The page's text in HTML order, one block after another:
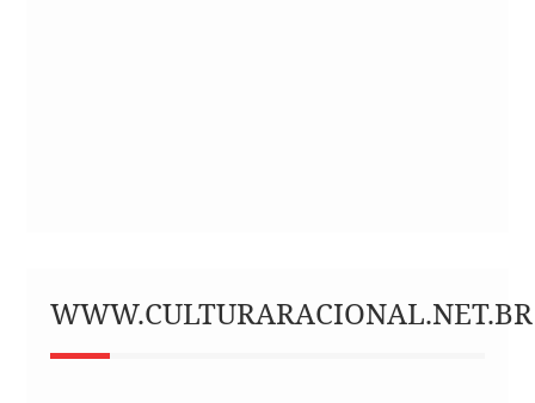
WWW.CULTURARACIONAL.NET.BR